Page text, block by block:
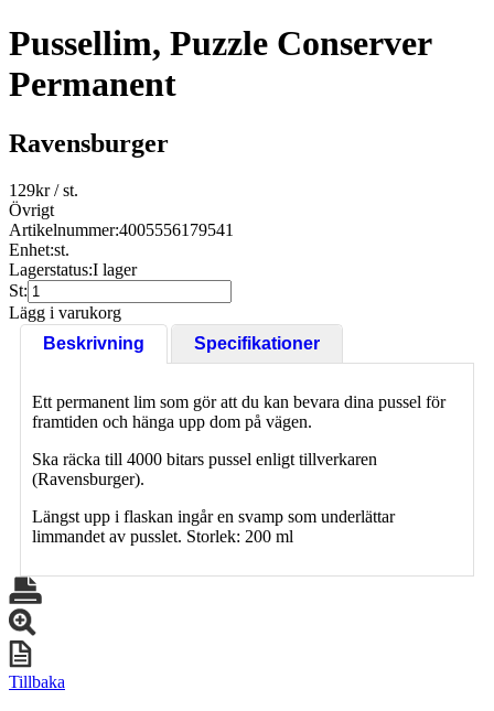
Pussellim, Puzzle Conserver
Permanent
Ravensburger
129kr/ st.
Övrigt
Artikelnummer:4005556179541
Enhet:st.
Lagerstatus:I lager
St:
Lägg i varukorg
Beskrivning
Specifikationer
Ett permanent lim som gör att du kan bevara dina pussel för
framtiden och hänga upp dom på vägen.
Ska räcka till 4000 bitars pussel enligt tillverkaren
(Ravensburger).
Längst upp i flaskan ingår en svamp som underlättar
limmandet av pusslet. Storlek: 200 ml
Tillbaka